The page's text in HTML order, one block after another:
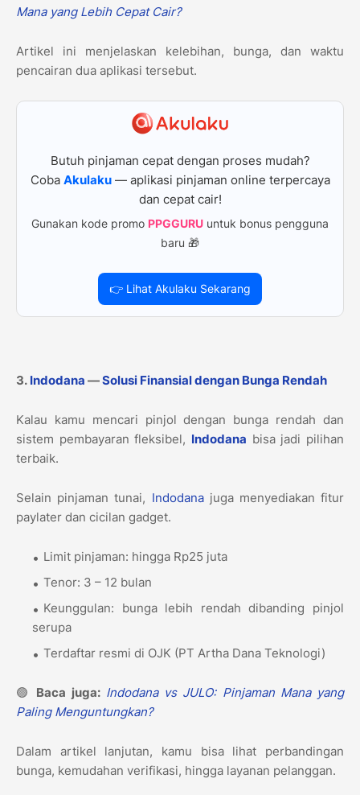
Mana yang Lebih Cepat Cair?
Artikel ini menjelaskan kelebihan, bunga, dan waktu
pencairan dua aplikasi tersebut.
Butuh pinjaman cepat dengan proses mudah?
Coba Akulaku— aplikasi pinjaman online terpercaya
dan cepat cair!
Gunakan kode promo PPGGURU untuk bonus pengguna
baru 🎁
👉 Lihat Akulaku Sekarang
3. Indodana —Solusi Finansial dengan Bunga Rendah
Kalau kamu mencari pinjol dengan bunga rendah dan
sistem pembayaran fleksibel, Indodana bisa jadi pilihan
terbaik.
Selain pinjaman tunai, Indodanajuga menyediakan fitur
paylater dan cicilan gadget.
Limit pinjaman: hingga Rp25 juta
Tenor: 3 – 12 bulan
Keunggulan: bunga lebih rendah dibanding pinjol
serupa
Terdaftar resmi di OJK (PT Artha Dana Teknologi)
🟢 Baca juga: Indodana vs JULO: Pinjaman Mana yang
Paling Menguntungkan?
Dalam artikel lanjutan, kamu bisa lihat perbandingan
bunga, kemudahan verifikasi, hingga layanan pelanggan.